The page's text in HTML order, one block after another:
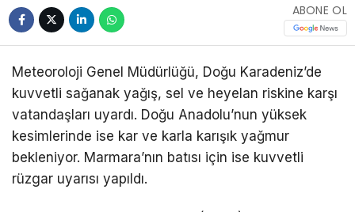
ABONE OL
Meteoroloji Genel Müdürlüğü, Doğu Karadeniz’de
kuvvetli sağanak yağış, sel ve heyelan riskine karşı
vatandaşları uyardı. Doğu Anadolu’nun yüksek
kesimlerinde ise kar ve karla karışık yağmur
bekleniyor. Marmara’nın batısı için ise kuvvetli
rüzgar uyarısı yapıldı.